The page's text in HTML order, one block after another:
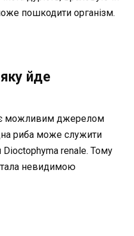
пошкодити організм.
йде
є можливим джерелом
риба може служити
renale. Тому
невидимою